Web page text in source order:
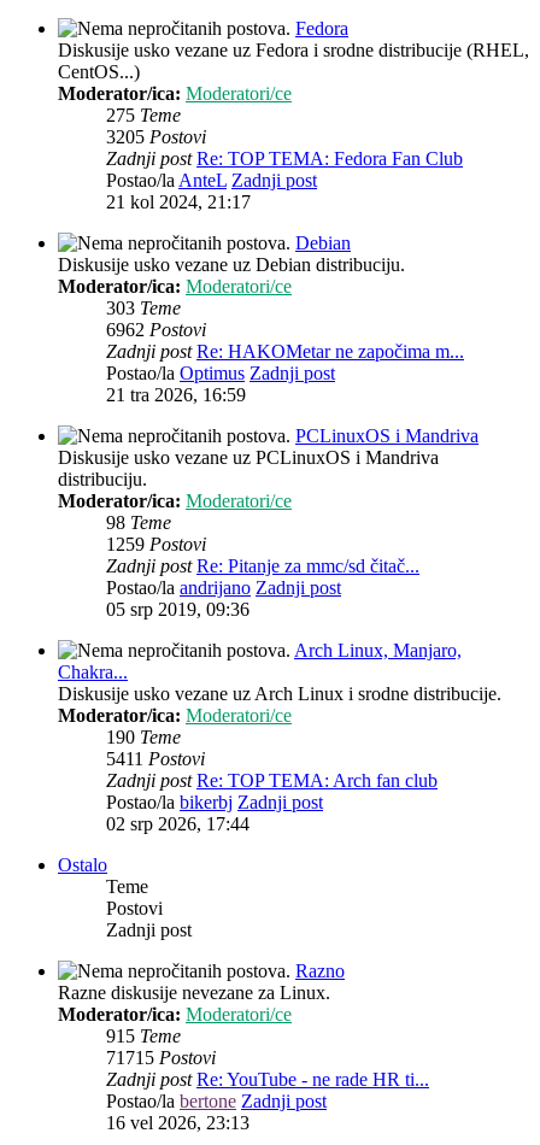
Fedora
Diskusije usko vezane uz Fedora i srodne distribucije (RHEL,
CentOS...)
Moderator/ica: Moderatori/ce
275 Teme
3205 Postovi
Zadnji post Re: TOP TEMA: Fedora Fan Club
Postao/laAnteL Zadnji post
21 kol 2024, 21:17
Debian
Diskusije usko vezane uz Debian distribuciju.
Moderator/ica: Moderatori/ce
303 Teme
6962 Postovi
Zadnji post Re: HAKOMetar ne započima m...
Postao/la Optimus Zadnji post
21 tra 2026, 16:59
PCLinuxOS i Mandriva
Diskusije usko vezane uz PCLinuxOS i Mandriva
distribuciju.
Moderator/ica: Moderatori/ce
98 Teme
1259 Postovi
Zadnji post Re: Pitanje za mmc/sd čitač...
Postao/la andrijano Zadnji post
05 srp 2019, 09:36
Arch Linux, Manjaro,
Chakra...
Diskusije usko vezane uz Arch Linux i srodne distribucije.
Moderator/ica: Moderatori/ce
190 Teme
5411 Postovi
Zadnji post Re: TOP TEMA: Arch fan club
Postao/la bikerbj Zadnji post
02 srp 2026, 17:44
Ostalo
Teme
Postovi
Zadnji post
Razno
Razne diskusije nevezane za Linux.
Moderator/ica: Moderatori/ce
915 Teme
71715 Postovi
Zadnji post Re: YouTube - ne rade HR ti...
Postao/la bertone Zadnji post
16 vel 2026, 23:13